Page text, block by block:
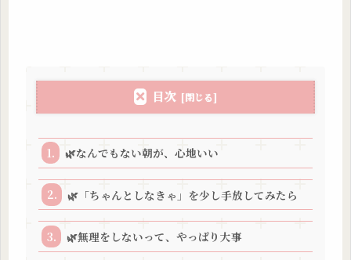
目次
🌿なんでもない朝が、心地いい
🌿「ちゃんとしなきゃ」を少し手放してみたら
🌿無理をしないって、やっぱり大事